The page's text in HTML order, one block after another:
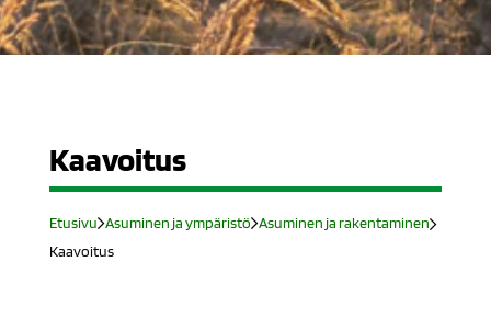
Kaavoitus
Etusivu Asuminen ja ympäristö Asuminen ja rakentaminen
Kaavoitus